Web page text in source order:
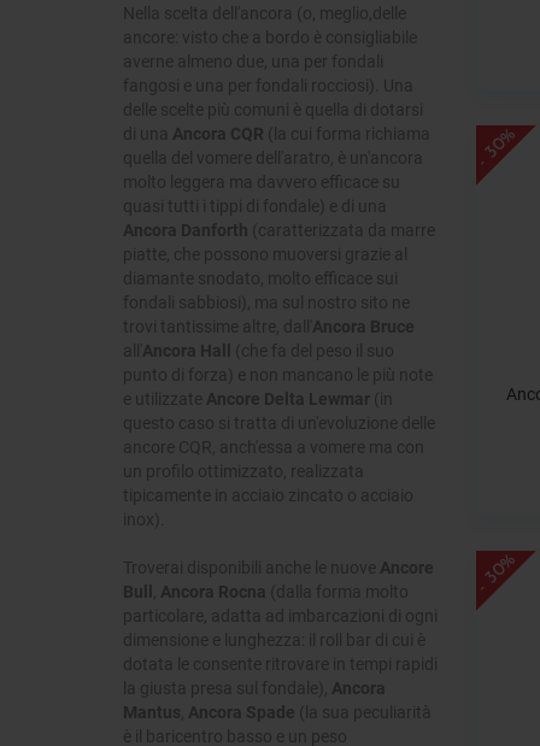
Nella scelta dell'ancora (o, meglio,delle
ancore: visto che a bordo è consigliabile
averne almeno due, una per fondali
fangosi e una per fondali rocciosi). Una
delle scelte più comuni è quella di dotarsi
di una Ancora CQR (la cui forma richiama
quella del vomere dell'aratro, è un'ancora
molto leggera ma davvero efficace su
quasi tutti i tippi di fondale) e di una
Ancora Danforth (caratterizzata da marre
piatte, che possono muoversi grazie al
diamante snodato, molto efficace sui
fondali sabbiosi), ma sul nostro sito ne
trovi tantissime altre, dall' Ancora Bruce
all' Ancora Hall (che fa del peso il suo
punto di forza) e non mancano le più note
e utilizzate Ancore Delta Lewmar (in
questo caso si tratta di un'evoluzione delle
ancore CQR, anch'essa a vomere ma con
un profilo ottimizzato, realizzata
tipicamente in acciaio zincato o acciaio
inox).
Troverai disponibili anche le nuove Ancore
Bull, Ancora Rocna (dalla forma molto
particolare, adatta ad imbarcazioni di ogni
dimensione e lunghezza: il roll bar di cui è
dotata le consente ritrovare in tempi rapidi
la giusta presa sul fondale), Ancora
Mantus, Ancora Spade (la sua peculiarità
è il baricentro basso e un peso
- 30%
- 30%